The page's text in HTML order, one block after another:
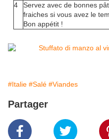
4
Servez avec de bonnes
fraiches si vous avez le
Bon appétit !
#Italie #Salé #Viandes
Partager